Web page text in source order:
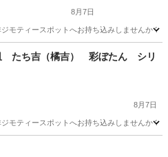
8月7日
ィースポットへお持ち込みしませんか？
たち吉（橘吉） 彩ぼたん シリ
8月7日
ィースポットへお持ち込みしませんか？